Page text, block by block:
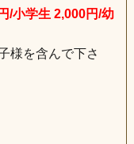
/小学生 2,000円/幼
様を含んで下さ